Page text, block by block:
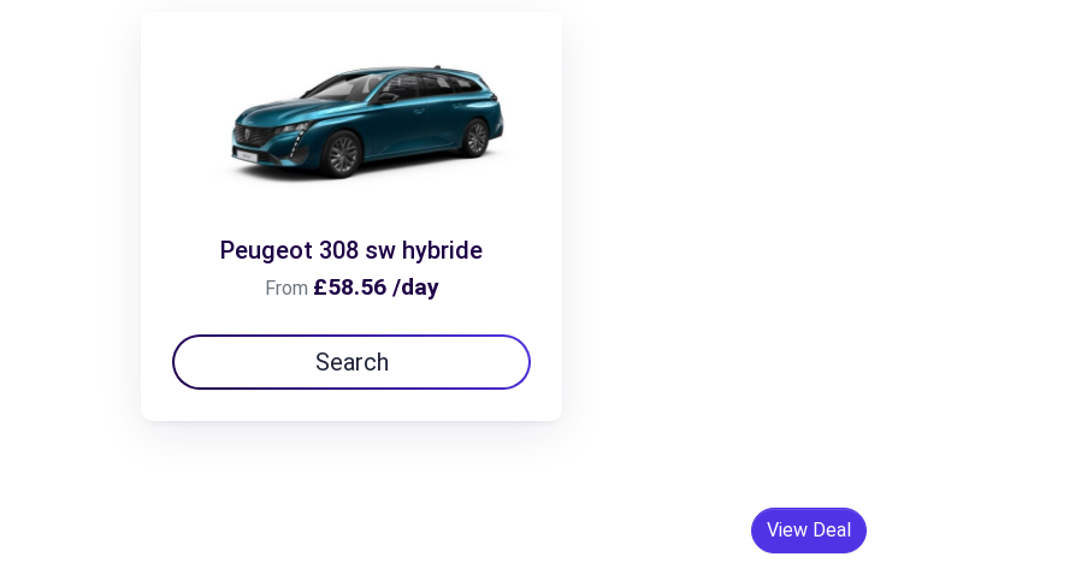
Peugeot 308 sw hybride
From £58.56 /day
Search
View Deal